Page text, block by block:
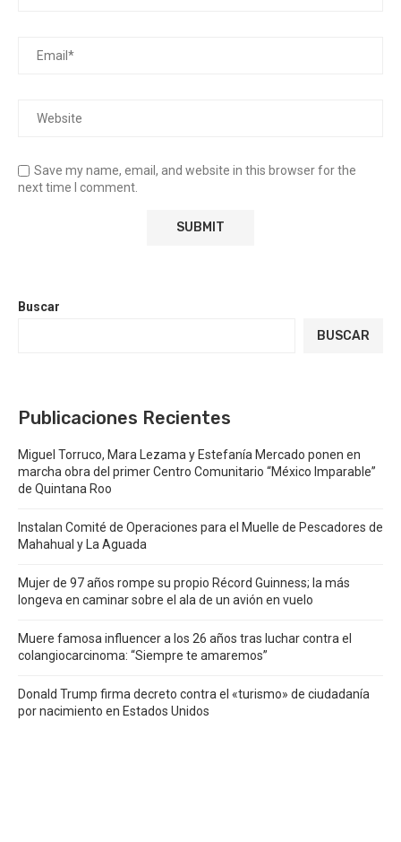
Save my name, email, and website in this browser for the
next time I comment.
Buscar
BUSCAR
Publicaciones Recientes
Miguel Torruco, Mara Lezama y Estefanía Mercado ponen en
marcha obra del primer Centro Comunitario “México Imparable”
de Quintana Roo
Instalan Comité de Operaciones para el Muelle de Pescadores de
Mahahual y La Aguada
Mujer de 97 años rompe su propio Récord Guinness; la más
longeva en caminar sobre el ala de un avión en vuelo
Muere famosa influencer a los 26 años tras luchar contra el
colangiocarcinoma: “Siempre te amaremos”
Donald Trump firma decreto contra el «turismo» de ciudadanía
por nacimiento en Estados Unidos